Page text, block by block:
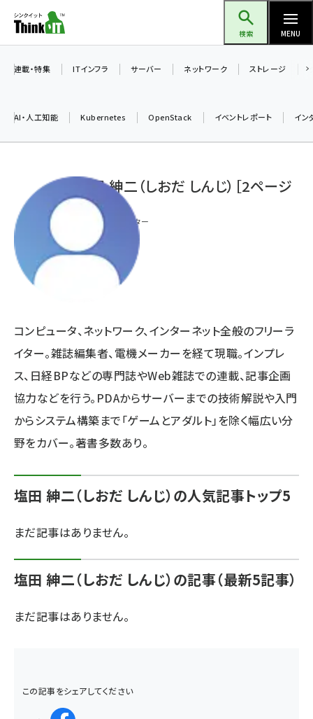
ン
ツ
検索 MENU
加藤銘のチーム貢献～仲間と築いた勝利の絆～ (2325)
iot女子会 (2289)
北海道をのんびり旅する晴山佳須夫のヒント集！ (2046)
drupal (1963)
ai crunch (1362)
連載・特集 ITインフラ サーバー ネットワーク ストレージ
AI・人工知能 Kubernetes OpenStack イベントレポート イン
塩田 紳二（しおだ しんじ）［2ページ
目］
フリーランスライター
コンピュータ、ネットワーク、インターネット全般のフリーラ
イター。雑誌編集者、電機メーカーを経て現職。インプレ
ス、日経BPなどの専門誌やWeb雑誌での連載、記事企画
協力などを行う。PDAからサーバーまでの技術解説や入門
からシステム構築まで「ゲームとアダルト」を除く幅広い分
野をカバー。著書多数あり。
塩田 紳二（しおだ しんじ）の人気記事トップ5
まだ記事はありません。
塩田 紳二（しおだ しんじ）の記事（最新5記事）
まだ記事はありません。
この記事をシェアしてください